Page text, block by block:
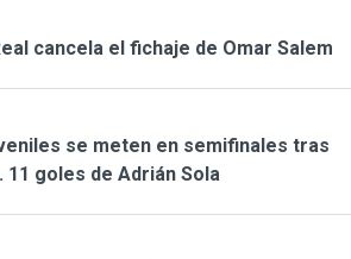
cancela el fichaje de Omar Salem
se meten en semifinales tras
11 goles de Adrián Sola